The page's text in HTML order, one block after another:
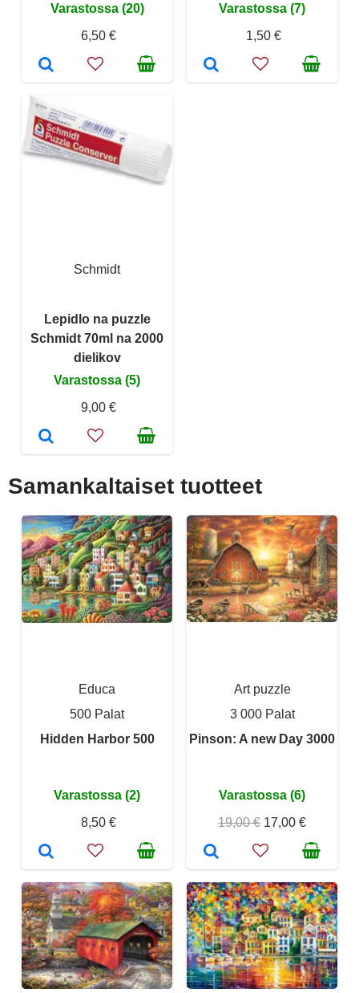
Varastossa (20)
6,50 €
Varastossa (7)
1,50 €
Schmidt
Lepidlo na puzzle
Schmidt 70ml na 2000
dielikov
Varastossa (5)
9,00 €
Samankaltaiset tuotteet
Educa
500 Palat
Hidden Harbor 500
Varastossa (2)
8,50 €
Art puzzle
3 000 Palat
Pinson: A new Day 3000
Varastossa (6)
19,00 € 17,00 €